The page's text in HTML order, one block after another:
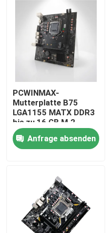
Produkte
Videos
PCWINMAX-
Mutterplatte B75
LGA1155 MATX DDR3
bis zu 16 GB M.2
SATA3 HD VGA-Ports
Desktop-Platte für
Office-PC und
Anfrage absenden